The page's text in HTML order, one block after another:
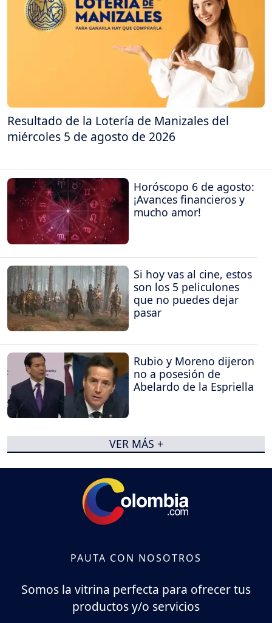
Resultado de la Lotería de Manizales del
miércoles 5 de agosto de 2026
Horóscopo 6 de agosto:
¡Avances financieros y
mucho amor!
Si hoy vas al cine, estos
son los 5 peliculones
que no puedes dejar
pasar
Rubio y Moreno dijeron
no a posesión de
Abelardo de la Espriella
VER MÁS +
PAUTA CON NOSOTROS
Somos la vitrina perfecta para ofrecer tus
productos y/o servicios